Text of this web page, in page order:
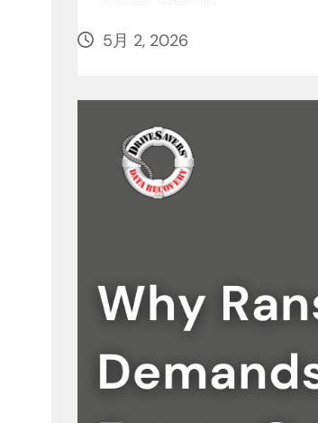
5月 2, 2026